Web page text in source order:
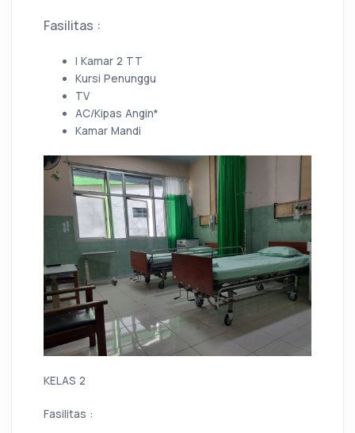
Fasilitas :
I Kamar 2 TT
Kursi Penunggu
TV
AC/Kipas Angin*
Kamar Mandi
KELAS 2
Fasilitas :